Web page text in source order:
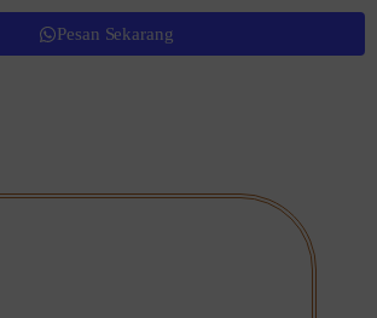
Pesan Sekarang